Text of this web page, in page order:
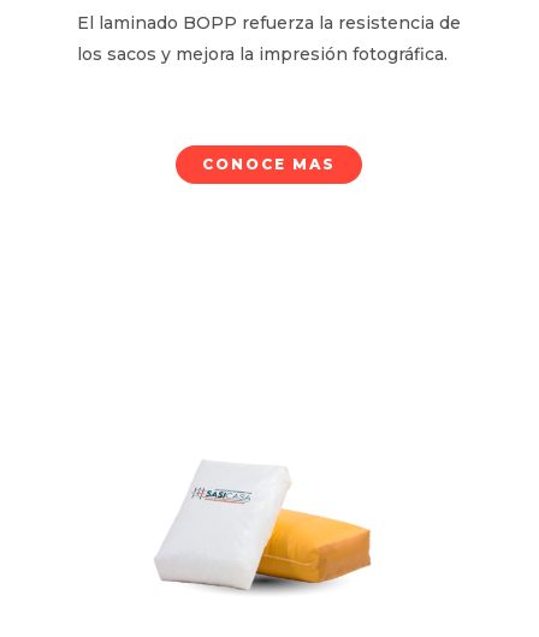
El laminado BOPP refuerza la resistencia de
los sacos y mejora la impresión fotográfica.
CONOCE MAS